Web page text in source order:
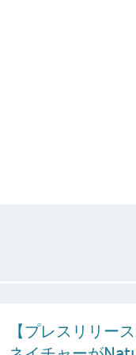
【プレスリリー